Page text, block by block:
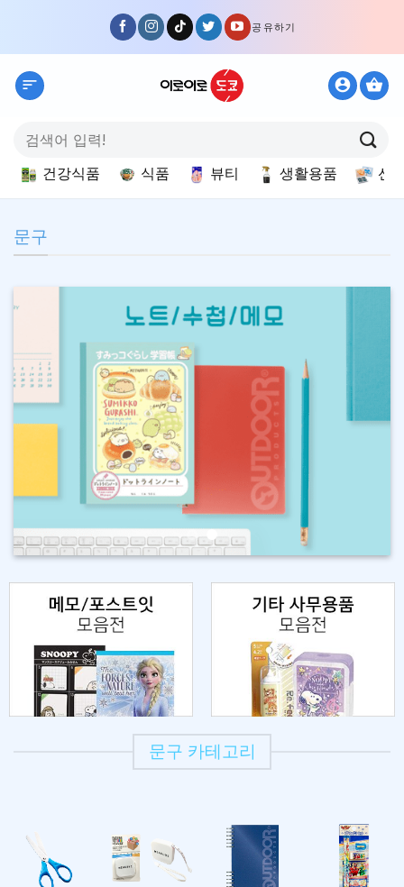
content
공유하기
색:
건강식품 식품 뷰티 생활용품 선
문구
문구 카테고리